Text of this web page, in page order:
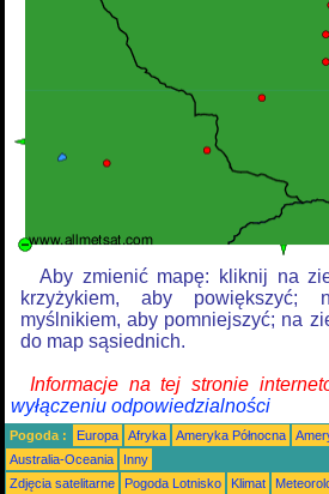
Aby zmienić mapę: kliknij na
krzyżykiem, aby
myślnikiem, aby pomniejszyć; na
do map sąsiednich.
Informacje na tej stronie
wyłączeniu odpowiedzialności
Pogoda : Europa Afryka Ameryka Północna
Australia-Oceania
Inny
Zdjęcia satelitarne
Pogoda Lotnisko Klimat